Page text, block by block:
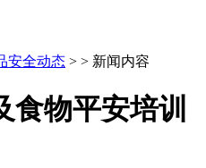
安全动态 > > 新闻内容
食物平安培训